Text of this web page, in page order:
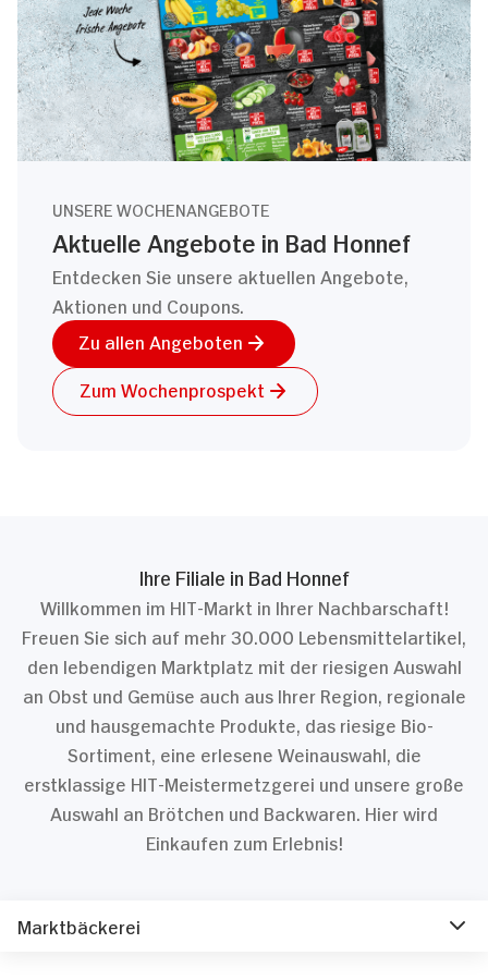
UNSERE WOCHENANGEBOTE
Aktuelle Angebote in Bad Honnef
Entdecken Sie unsere aktuellen Angebote,
Aktionen und Coupons.
Zu allen Angeboten
Zum Wochenprospekt
Ihre Filiale in Bad Honnef
Willkommen im HIT-Markt in Ihrer Nachbarschaft!
Freuen Sie sich auf mehr 30.000 Lebensmittelartikel,
den lebendigen Marktplatz mit der riesigen Auswahl
an Obst und Gemüse auch aus Ihrer Region, regionale
und hausgemachte Produkte, das riesige Bio-
Sortiment, eine erlesene Weinauswahl, die
erstklassige HIT-Meistermetzgerei und unsere große
Auswahl an Brötchen und Backwaren. Hier wird
Einkaufen zum Erlebnis!
Marktbäckerei